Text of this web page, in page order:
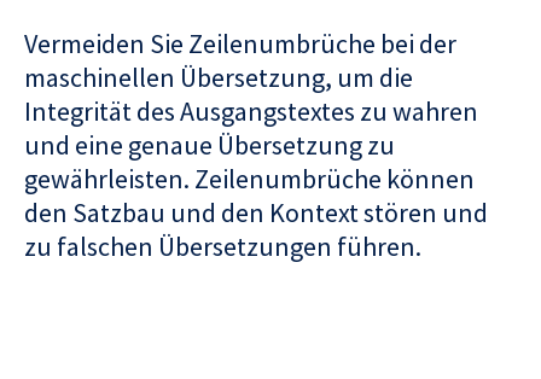
Vermeiden Sie Zeilenumbrüche bei der
maschinellen Übersetzung, um die
Integrität des Ausgangstextes zu wahren
und eine genaue Übersetzung zu
gewährleisten. Zeilenumbrüche können
den Satzbau und den Kontext stören und
zu falschen Übersetzungen führen.